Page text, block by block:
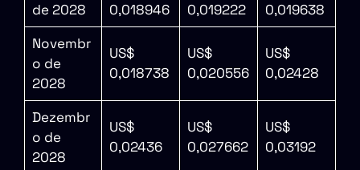
de 2028
0,018946
0,019222
0,019638
Novembr
o de
2028
US$
0,018738
US$
0,020556
US$
0,02428
Dezembr
o de
2028
US$
0,02436
US$
0,027662
US$
0,03192